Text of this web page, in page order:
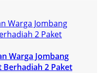
Warga Jombang
Berhadiah 2 Paket